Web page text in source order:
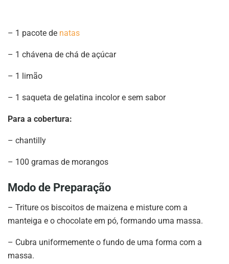
– 1 pacote de natas
– 1 chávena de chá de açúcar
– 1 limão
– 1 saqueta de gelatina incolor e sem sabor
Para a cobertura:
– chantilly
– 100 gramas de morangos
Modo de Preparação
– Triture os biscoitos de maizena e misture com a
manteiga e o chocolate em pó, formando uma massa.
– Cubra uniformemente o fundo de uma forma com a
massa.